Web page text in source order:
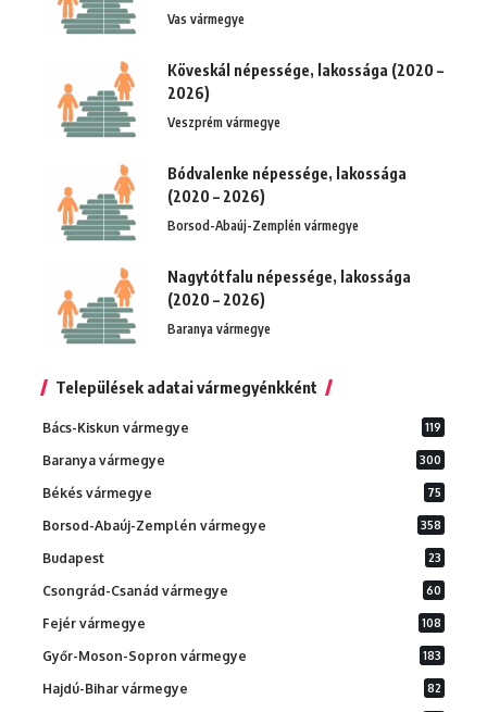
Vas vármegye
Köveskál népessége, lakossága (2020 –
2026)
Veszprém vármegye
Bódvalenke népessége, lakossága
(2020 – 2026)
Borsod-Abaúj-Zemplén vármegye
Nagytótfalu népessége, lakossága
(2020 – 2026)
Baranya vármegye
Települések adatai vármegyénkként
Bács-Kiskun vármegye 119
Baranya vármegye 300
Békés vármegye 75
Borsod-Abaúj-Zemplén vármegye 358
Budapest 23
Csongrád-Csanád vármegye 60
Fejér vármegye 108
Győr-Moson-Sopron vármegye 183
Hajdú-Bihar vármegye 82